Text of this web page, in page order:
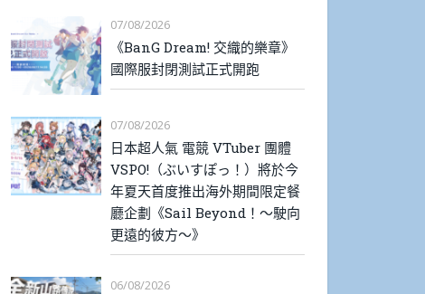
07/08/2026
《BanG Dream! 交織的樂章》
國際服封閉測試正式開跑
07/08/2026
日本超人氣 電競 VTuber 團體
VSPO!（ぶいすぽっ！）將於今
年夏天首度推出海外期間限定餐
廳企劃《Sail Beyond！～駛向
更遠的彼方～》
06/08/2026